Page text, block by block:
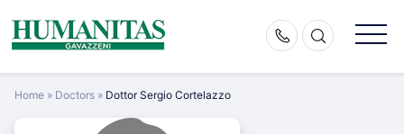
content
Home » Doctors » Dottor Sergio Cortelazzo